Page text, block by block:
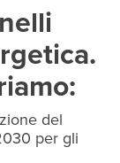
del
per gli